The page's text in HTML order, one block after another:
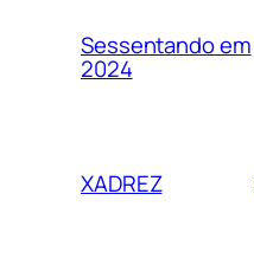
Sessentando em
2024
XADREZ